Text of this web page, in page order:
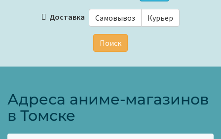
Доставка Самовывоз Курьер
Поиск
Адреса аниме-магазинов
в Томске